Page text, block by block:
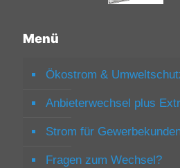
Menü
Ökostrom &
Anbieterwechsel plus
Strom für
Fragen zum Wechsel?